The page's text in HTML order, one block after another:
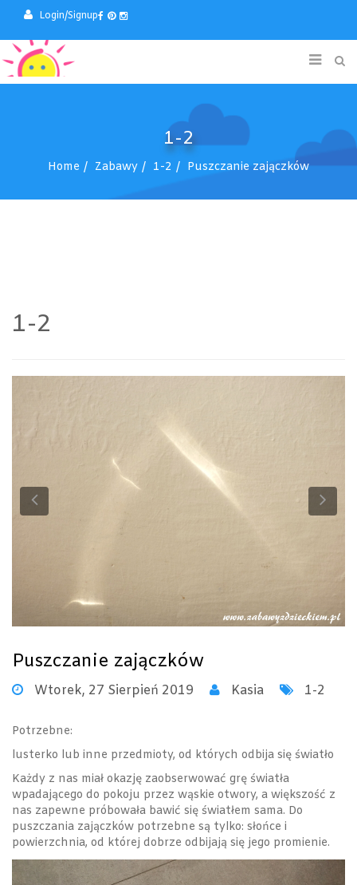
Login/Signup
1-2
Home Zabawy 1-2 Puszczanie zajączków
1-2
Previous
Puszczanie zajączków
Wtorek, 27 Sierpień 2019 Kasia 1-2
Potrzebne:
lusterko lub inne przedmioty, od których odbija się światło
Każdy z nas miał okazję zaobserwować grę światła
wpadającego do pokoju przez wąskie otwory, a większość z
nas zapewne próbowała bawić się światłem sama. Do
puszczania zajączków potrzebne są tylko: słońce i
powierzchnia, od której dobrze odbijają się jego promienie.